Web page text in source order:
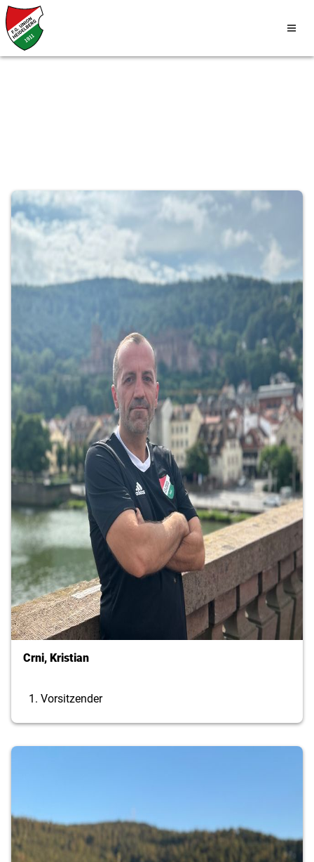
Crni, Kristian
1. Vorsitzender